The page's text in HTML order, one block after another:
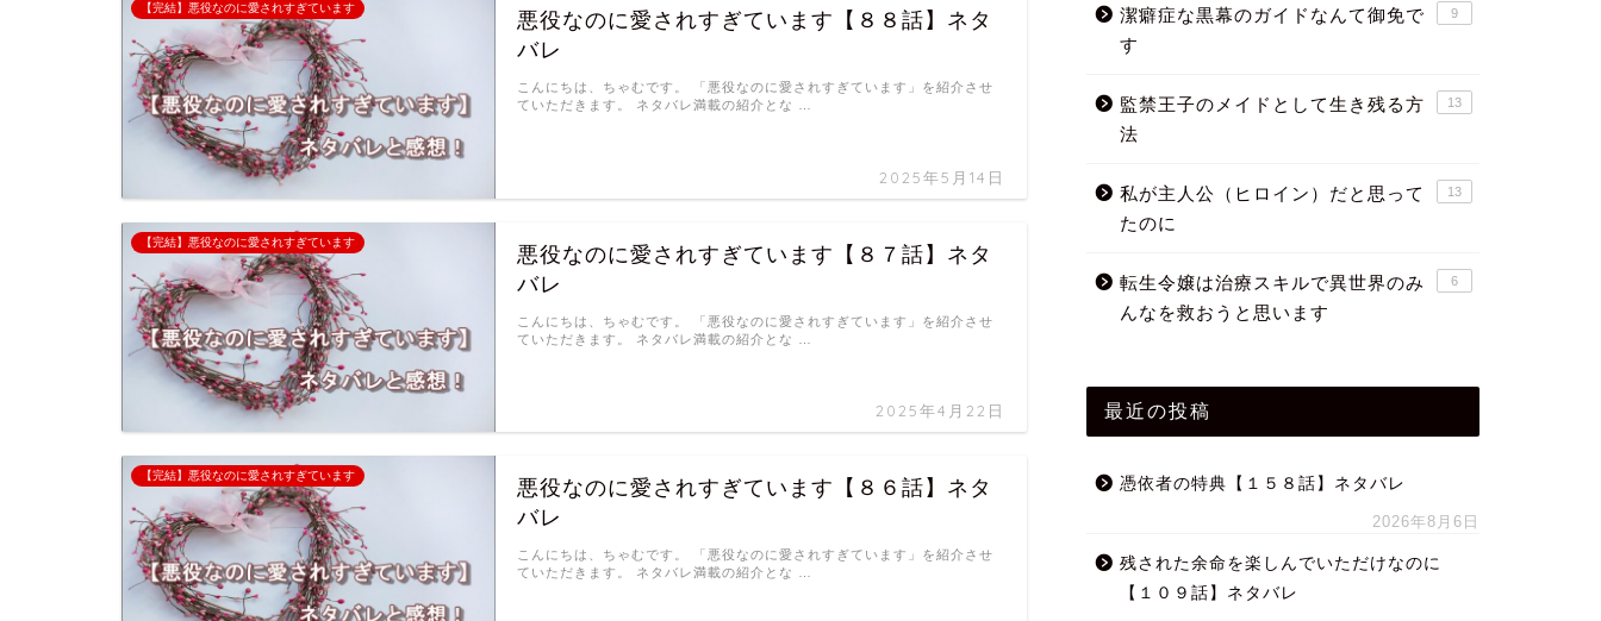
【完結】悪役なのに愛されすぎています
悪役なのに愛されすぎています【８８話】ネタ
バレ
2025年5月14日
こんにちは、ちゃむです。 「悪役なのに愛されすぎています」を紹介させ
ていただきます。 ネタバレ満載の紹介とな …
【完結】悪役なのに愛されすぎています
悪役なのに愛されすぎています【８７話】ネタ
バレ
2025年4月22日
こんにちは、ちゃむです。 「悪役なのに愛されすぎています」を紹介させ
ていただきます。 ネタバレ満載の紹介とな …
【完結】悪役なのに愛されすぎています
悪役なのに愛されすぎています【８６話】ネタ
バレ
こんにちは、ちゃむです。 「悪役なのに愛されすぎています」を紹介させ
ていただきます。 ネタバレ満載の紹介とな …
潔癖症な黒幕のガイドなんて御免で
す
9
監禁王子のメイドとして生き残る方
法
13
私が主人公（ヒロイン）だと思って
たのに
13
転生令嬢は治療スキルで異世界のみ
んなを救おうと思います
6
最近の投稿
憑依者の特典【１５８話】ネタバレ
2026年8月6日
残された余命を楽しんでいただけなのに
【１０９話】ネタバレ